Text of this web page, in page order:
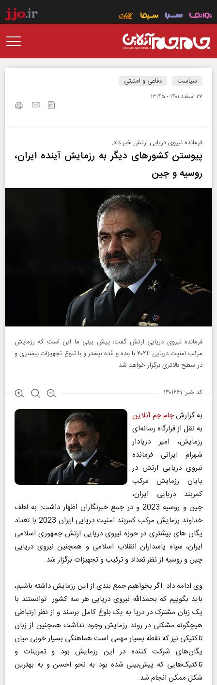
سیاست دفاعی و امنیتی
۲۷ اسفند ۱۴۰۱ - ۱۳:۴۵
فرمانده نیروی دریایی ارتش خبر داد:
پیوستن کشورهای دیگر به رزمایش آینده ایران،
روسیه و چین
فرمانده نیروی دریایی ارتش گفت: پیش بینی ما این است که رزمایش
مرکب امنیت دریایی ۲۰۲۴ با عِده و عُده بیشتر و با تنوع تجهیزات بیشتری و
در سطح بالاتری برگزار خواهد شد.
کد خبر: ۱۴۰۱۶۶۱
به گزارشجام جم آنلاین
به نقل از قرارگاه رسانه‌ای
رزمایش، امیر دریادار
شهرام ایرانی فرمانده
نیروی دریایی ارتش در
پایان رزمایش مرکب
کمربند دریایی ایران،
چین و روسیه 2023 و در جمع خبرنگاران اظهار داشت: به لطف
خداوند رزمایش مرکب کمربند امنیت دریایی ایران 2023 با تعداد
یگان های بیشتری در حوزه نیروی دریایی ارتش جمهوری اسلامی
ایران، سپاه پاسداران انقلاب اسلامی و همچنین نیروی دریایی
چین و روسیه از نظر تعداد و ترکیب و تجهیزات برگزار شد.
وی ادامه داد: اگر بخواهیم جمع بندی از این رزمایش داشته باشیم،
باید بگوییم که بحمدالله نیروی دریایی هر سه کشور توانستند با
یک زبان مشترک در دریا به یک بلوغ کامل برسند و از نظر ارتباطی
هیچگونه مشکلی در روند رزمایش وجود نداشت همچنین از زبان
تاکتیکی نیز که نقطه بسیار مهمی است هماهنگی بسیار خوبی میان
یگان‌های شرکت کننده در این رزمایش بود و تمرینات و
تاکتیک‌هایی که پیش‌بینی شده بود به نحو احسن و به بهترین
شکل ممکن انجام شد.